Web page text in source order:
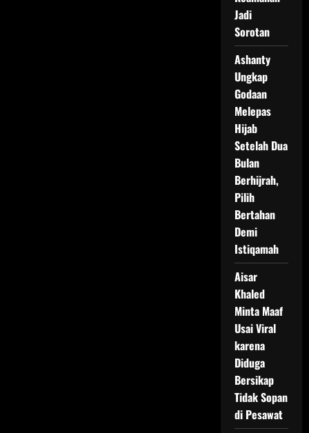
Jadi
Sorotan
Ashanty
Ungkap
Godaan
Melepas
Hijab
Setelah Dua
Bulan
Berhijrah,
Pilih
Bertahan
Demi
Istiqamah
Aisar
Khaled
Minta Maaf
Usai Viral
karena
Diduga
Bersikap
Tidak Sopan
di Pesawat